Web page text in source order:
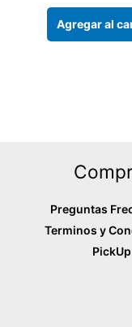
Agregar al
Preguntas
Terminos y
PickUp